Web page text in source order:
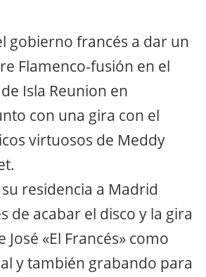
gobierno francés a dar un
Flamenco-fusión en el
Isla Reunion en
con una gira con el
virtuosos de Meddy
residencia a Madrid
de acabar el disco y la gira
José «El Francés» como
y también grabando para